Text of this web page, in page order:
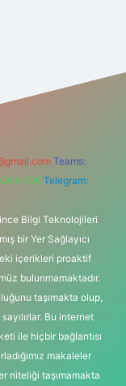
Teams:
0 726 Telegram:
Bilgi Teknolojileri
bir Yer Sağlayıcı
içerikleri proaktif
bulunmamaktadır.
taşımakta olup,
Bu internet
ile hiçbir bağlantısı
makaleler
niteliği taşımamakta